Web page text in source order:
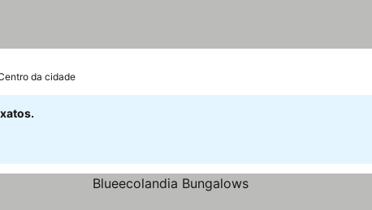
da cidade